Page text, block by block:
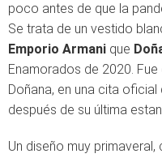
poco antes de que la
Se trata de un vestido
Emporio Armani que
Enamorados de 2020.
Doñana, en una cita
después de su última
Un diseño muy